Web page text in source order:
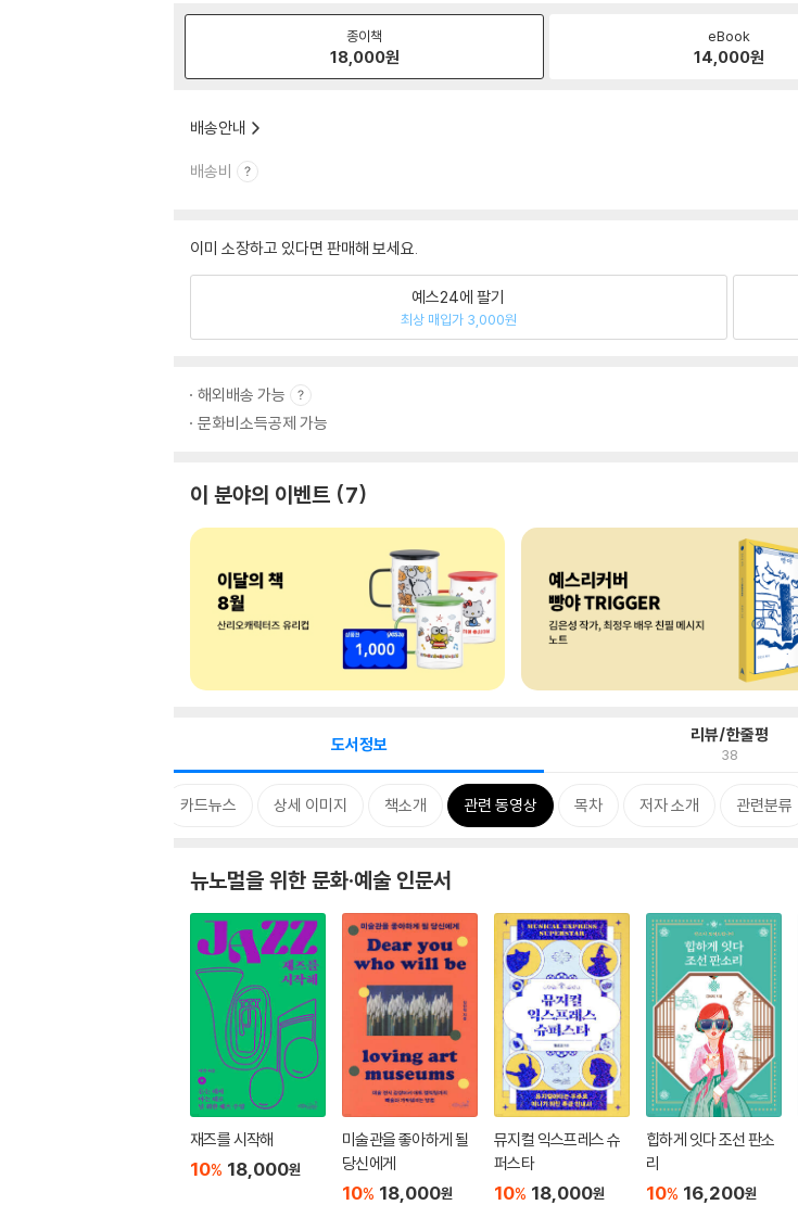
종이책
18,000원
eBook
14,000원
배송안내
배송비
이미 소장하고 있다면 판매해 보세요.
예스24에 팔기
최상 매입가 3,000원
해외배송 가능
문화비소득공제 가능
이 분야의 이벤트 7
도서정보 리뷰/한줄평
38
카드뉴스 상세 이미지 책소개 관련 동영상 목차 저자 소개 관련분류
뉴노멀을 위한 문화·예술 인문서
재즈를 시작해
10% 18,000원
미술관을 좋아하게 될
당신에게
10% 18,000원
뮤지컬 익스프레스 슈
퍼스타
10% 18,000원
힙하게 잇다 조선 판소
리
10% 16,200원